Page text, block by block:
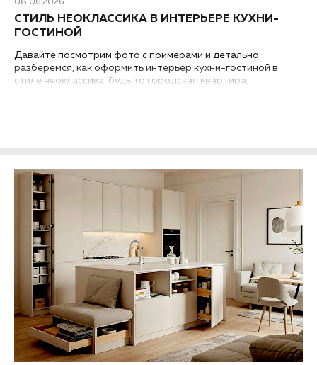
08.06.2026
СТИЛЬ НЕОКЛАССИКА В ИНТЕРЬЕРЕ КУХНИ-
ГОСТИНОЙ
Давайте посмотрим фото с примерами и детально
разберемся, как оформить интерьер кухни-гостиной в
стиле неоклассика, будь то городская квартира,